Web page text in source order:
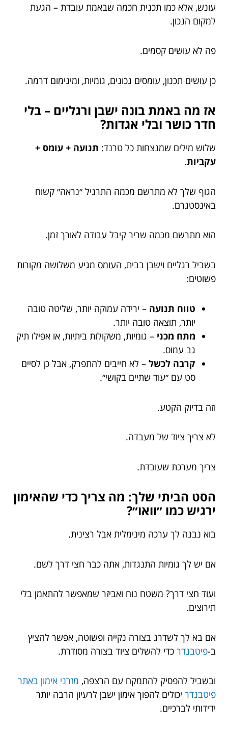
עונש, אלא כמו תכנית חכמה שבאמת עובדת – הגעת
למקום הנכון.
פה לא עושים קסמים.
כן עושים תכנון, עומסים נכונים, גומיות, ומינימום דרמה.
אז מה באמת בונה ישבן ורגליים – בלי
חדר כושר ובלי אגדות?
שלוש מילים שמנצחות כל טרנד: תנועה + עומס +
עקביות.
הגוף שלך לא מתרשם מכמה התרגיל ״נראה״ קשוח
באינסטגרם.
הוא מתרשם מכמה שריר קיבל עבודה לאורך זמן.
בשביל רגליים וישבן בבית, העומס מגיע משלושה מקורות
פשוטים:
טווח תנועה – ירידה עמוקה יותר, שליטה טובה
יותר, תוצאה טובה יותר.
מתח מכני – גומיות, משקולות ביתיות, או אפילו תיק
גב עמוס.
קרבה לכשל – לא חייבים להתפרק, אבל כן לסיים
סט עם ״עוד שתיים בקושי״.
וזה בדיוק הקטע.
לא צריך ציוד של מעבדה.
צריך מערכת שעובדת.
הסט הביתי שלך: מה צריך כדי שהאימון
ירגיש כמו ״וואו״?
בוא נבנה לך ערכה מינימלית אבל רצינית.
אם יש לך גומיות התנגדות, אתה כבר חצי דרך לשם.
ועוד חצי דרך? משטח נוח ואביזר שמאפשר להתאמן בלי
תירוצים.
אם בא לך לשדרג בצורה נקייה ופשוטה, אפשר להציץ
ב-פיטבנדר כדי להשלים ציוד בצורה מסודרת.
ובשביל להפסיק להתמקח עם הרצפה, מזרני אימון באתר
פיטבנדר יכולים להפוך אימון ישבן לרעיון הרבה יותר
ידידותי לברכיים.